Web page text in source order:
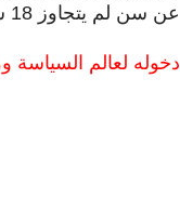
عن سن لم يتجاوز 18 سنة.
دخوله لعالم السياسة